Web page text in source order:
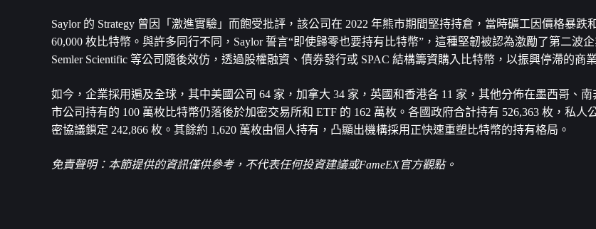
Saylor 的 Strategy 曾因「激進實驗」而飽受批評，該公司在 2022 年熊市期間堅持持倉，當時礦工因價格暴跌
60,000 枚比特幣。與許多同行不同，Saylor 誓言“即使歸零也要持有比特幣”，這種堅韌被認為激勵了第二波企
Semler Scientific 等公司隨後效仿，透過股權融資、債券發行或 SPAC 結構籌資購入比特幣，以振興停滯的商
如今，企業採用遍及全球，其中美國公司 64 家，加拿大 34 家，英國和香港各 11 家，其他分佈在墨西哥、
市公司持有的 100 萬枚比特幣仍落後於加密交易所和 ETF 的 162 萬枚。各國政府合計持有 526,363 枚，私人
密協議鎖定 242,866 枚。其餘約 1,620 萬枚由個人持有，凸顯出機構採用正快速重塑比特幣的持有格局。
免責聲明：本節提供的資訊僅供參考，不代表任何投資建議或FameEX官方觀點。